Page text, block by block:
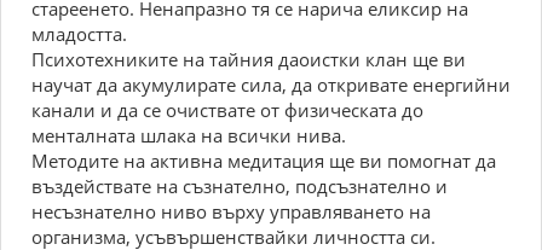
стареенето. Ненапразно тя се нарича еликсир на
младостта.
Психотехниките на тайния даоистки клан ще ви
научат да акумулирате сила, да откривате енергийни
канали и да се очиствате от физическата до
менталната шлака на всички нива.
Методите на активна медитация ще ви помогнат да
въздействате на съзнателно, подсъзнателно и
несъзнателно ниво върху управляването на
организма, усъвършенствайки личността си.